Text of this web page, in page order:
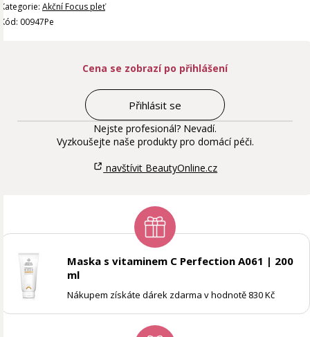
Kategorie: Akční Focus pleť
Kód: 00947Pe
Cena se zobrazí po přihlášení
Přihlásit se
Nejste profesionál? Nevadí.
Vyzkoušejte naše produkty pro domácí péči.
navštívit BeautyOnline.cz
Maska s vitaminem C Perfection A061 | 200
ml
Nákupem získáte dárek zdarma v hodnotě 830 Kč